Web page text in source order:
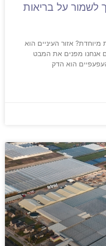
לשמור על בריאות
מיוחדת? אזור העיניים הוא
אנחנו מפנים את המבט
הוא הדק